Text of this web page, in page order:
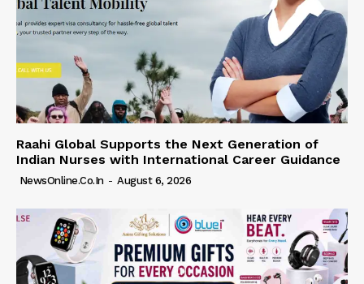
Raahi Global Supports the Next Generation of
Indian Nurses with International Career Guidance
NewsOnline.co.in - August 6, 2026